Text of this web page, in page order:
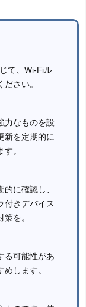
て、Wi-Fiル
さい。
力なものを設
新を定期的に
。
に確認し、
付きデバイス
を。
る可能性があ
します。